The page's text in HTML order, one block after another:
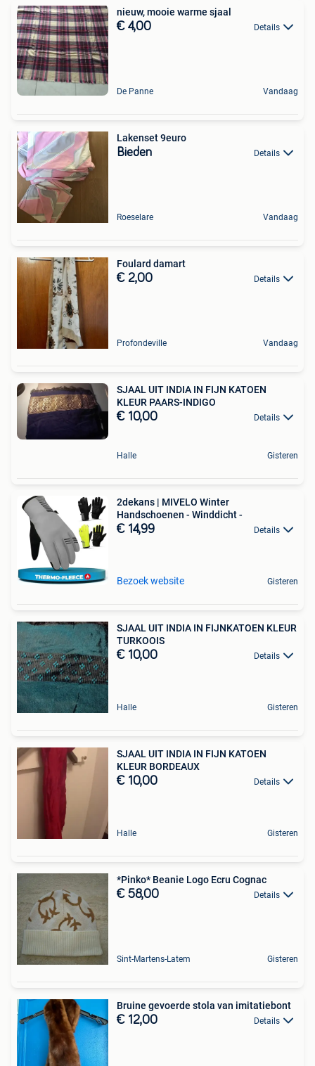
nieuw, mooie warme sjaal
€ 4,00 Details
De Panne Vandaag
Lakenset 9euro
Bieden Details
Roeselare Vandaag
Foulard damart
€ 2,00 Details
Profondeville Vandaag
SJAAL UIT INDIA IN FIJN KATOEN
KLEUR PAARS-INDIGO
€ 10,00 Details
Halle Gisteren
2dekans | MIVELO Winter
Handschoenen - Winddicht -
€ 14,99 Details
Bezoek website Gisteren
SJAAL UIT INDIA IN FIJNKATOEN KLEUR
TURKOOIS
€ 10,00 Details
Halle Gisteren
SJAAL UIT INDIA IN FIJN KATOEN
KLEUR BORDEAUX
€ 10,00 Details
Halle Gisteren
*Pinko* Beanie Logo Ecru Cognac
€ 58,00 Details
Sint-Martens-Latem Gisteren
Bruine gevoerde stola van imitatiebont
€ 12,00 Details